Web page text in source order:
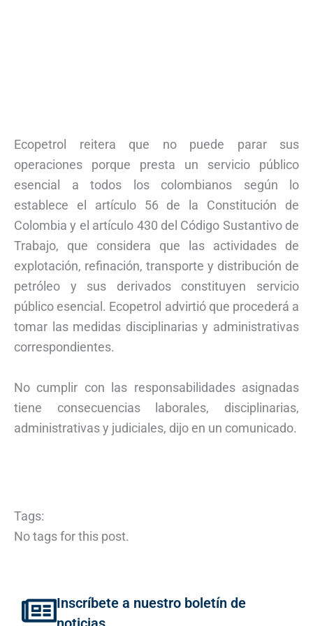
Ecopetrol reitera que no puede parar sus
operaciones porque presta un servicio público
esencial a todos los colombianos según lo
establece el artículo 56 de la Constitución de
Colombia y el artículo 430 del Código Sustantivo de
Trabajo, que considera que las actividades de
explotación, refinación, transporte y distribución de
petróleo y sus derivados constituyen servicio
público esencial. Ecopetrol advirtió que procederá a
tomar las medidas disciplinarias y administrativas
correspondientes.
No cumplir con las responsabilidades asignadas
tiene consecuencias laborales, disciplinarias,
administrativas y judiciales, dijo en un comunicado.
Tags:
No tags for this post.
Inscríbete a nuestro boletín de